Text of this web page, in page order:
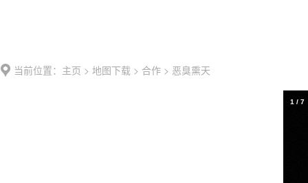
当前位置： 主页 > 地图下载 > 合作 > 恶臭熏天
1 / 7